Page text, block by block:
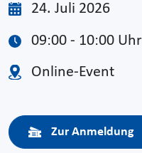
24. Juli 2026
09:00 - 10:00 Uhr
Online-Event
Zur Anmeldung